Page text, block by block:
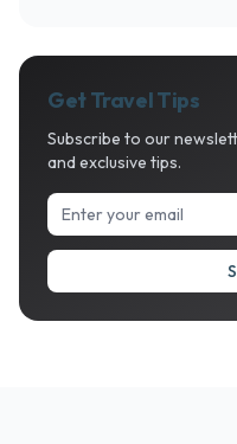
Get Travel Tips
Subscribe to our
and exclusive tips.